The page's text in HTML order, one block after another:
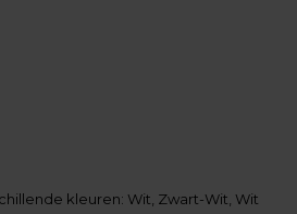
kleuren: Wit, Zwart-Wit, Wit